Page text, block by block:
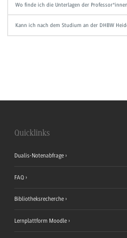
Wo finde ich die Unterlagen der
Kann ich nach dem Studium an der DHBW
Quicklinks
Dualis-Notenabfrage
FAQ
Bibliotheksrecherche
Lernplattform Moodle